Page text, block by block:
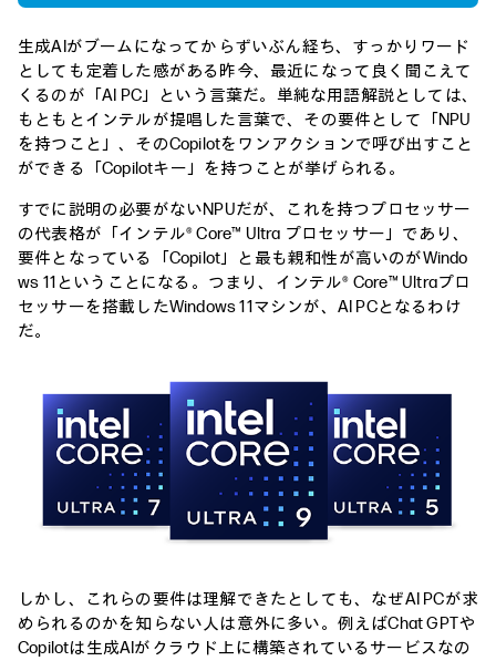
生成AIがブームになってからずいぶん経ち、すっかりワード
としても定着した感がある昨今、最近になって良く聞こえて
くるのが「AI PC」という言葉だ。単純な用語解説としては、
もともとインテルが提唱した言葉で、その要件として「NPU
を持つこと」、そのCopilotをワンアクションで呼び出すこと
ができる「Copilotキー」を持つことが挙げられる。
すでに説明の必要がないNPUだが、これを持つプロセッサー
の代表格が「インテル® Core™ Ultra プロセッサー」であり、
要件となっている「Copilot」と最も親和性が高いのがWindo
ws 11ということになる。つまり、インテル® Core™ Ultraプロ
セッサーを搭載したWindows 11マシンが、AI PCとなるわけ
だ。
しかし、これらの要件は理解できたとしても、なぜAI PCが求
められるのかを知らない人は意外に多い。例えばChat GPTや
Copilotは生成AIがクラウド上に構築されているサービスなの